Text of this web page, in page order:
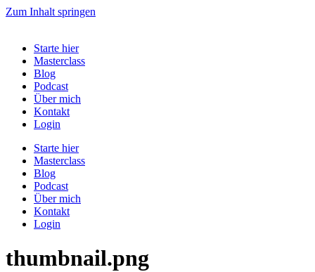
Zum Inhalt springen
Starte hier
Masterclass
Blog
Podcast
Über mich
Kontakt
Login
Starte hier
Masterclass
Blog
Podcast
Über mich
Kontakt
Login
thumbnail.png